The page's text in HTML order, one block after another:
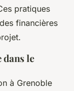
pratiques
financières
dans le
à Grenoble